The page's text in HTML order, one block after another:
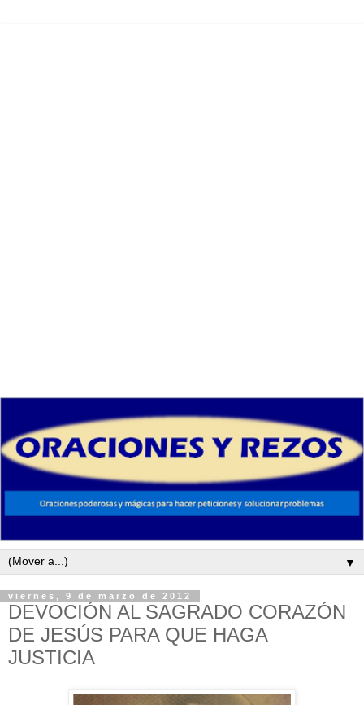
▼
viernes, 9 de marzo de 2012
DEVOCIÓN AL SAGRADO CORAZÓN
DE JESÚS PARA QUE HAGA
JUSTICIA